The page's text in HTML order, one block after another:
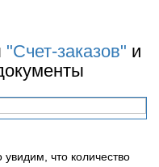
"Счет-заказов" и
увидим, что количество